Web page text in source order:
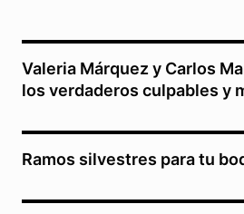
Valeria Márquez y Carlos
los verdaderos culpables y
Ramos silvestres para tu